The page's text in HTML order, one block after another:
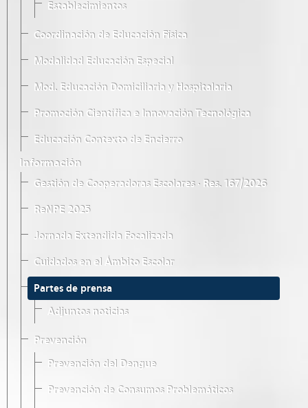
Establecimientos
Coordinación de Educación Física
Modalidad Educación Especial
Mod. Educación Domiciliaria y Hospitalaria
Promoción Científica e Innovación Tecnológica
Educación Contexto de Encierro
Información
Gestión de Cooperadoras Escolares · Res. 167/2026
ReNPE 2025
Jornada Extendida Focalizada
Cuidados en el Ámbito Escolar
Partes de prensa
Adjuntos noticias
Prevención
Prevención del Dengue
Prevención de Consumos Problemáticos